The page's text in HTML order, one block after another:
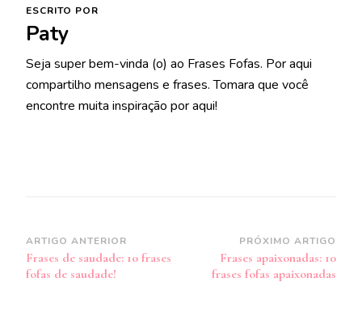
ESCRITO POR
Paty
Seja super bem-vinda (o) ao Frases Fofas. Por aqui
compartilho mensagens e frases. Tomara que você
encontre muita inspiração por aqui!
Navegação
de
ARTIGO ANTERIOR
Frases de saudade: 10 frases
fofas de saudade!
PRÓXIMO ARTIGO
Frases apaixonadas: 10
frases fofas apaixonadas